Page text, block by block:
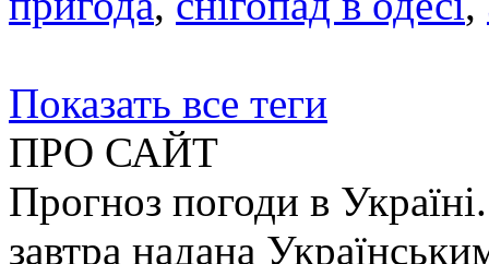
Показать все теги
ПРО САЙТ
Прогноз погоди в
завтра надана